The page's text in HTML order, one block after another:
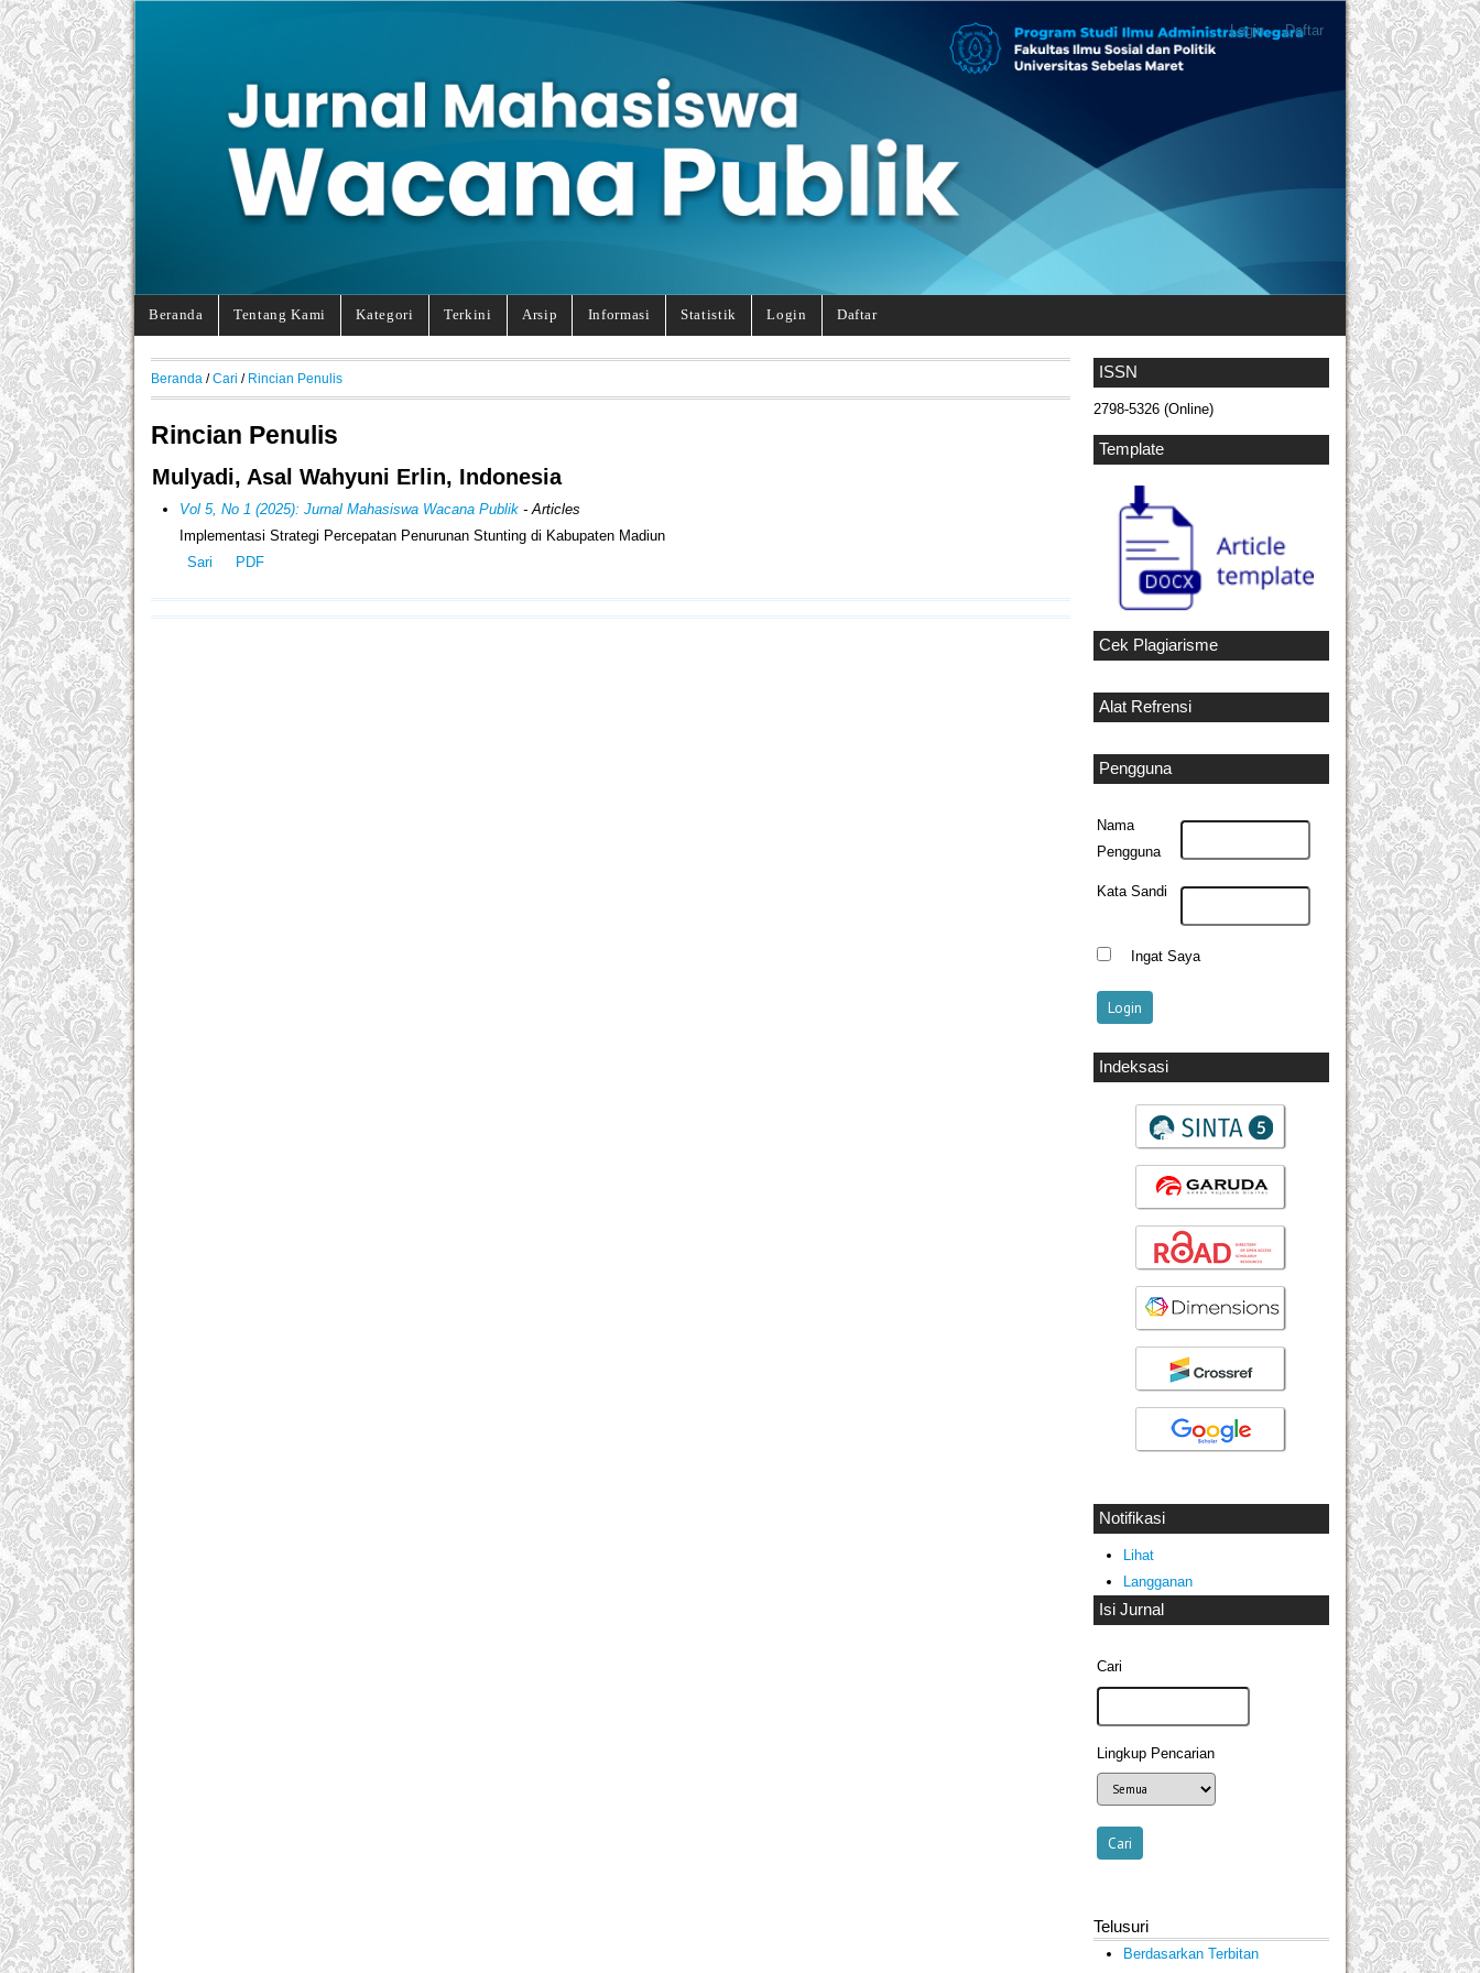
Login Daftar
Beranda Tentang Kami Kategori Terkini Arsip Informasi Statistik Login Daftar
ISSN
2798-5326 (Online)
Template
Cek Plagiarisme
Alat Refrensi
Pengguna
Nama
Pengguna
Kata Sandi
Ingat Saya
Indeksasi
Notifikasi
Lihat
Langganan
Isi Jurnal
Cari
Lingkup Pencarian
Telusuri
Berdasarkan Terbitan
Beranda /Cari / Rincian Penulis
Rincian Penulis
Mulyadi, Asal Wahyuni Erlin, Indonesia
Vol 5, No 1 (2025): Jurnal Mahasiswa Wacana Publik - Articles
Implementasi Strategi Percepatan Penurunan Stunting di Kabupaten Madiun
Sari
PDF